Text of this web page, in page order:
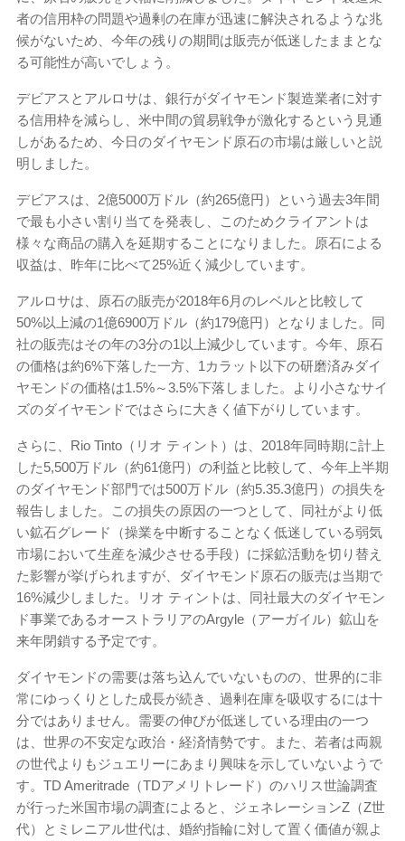
者の信用枠の問題や過剰の在庫が迅速に解決されるような兆
候がないため、今年の残りの期間は販売が低迷したままとな
る可能性が高いでしょう。
デビアスとアルロサは、銀行がダイヤモンド製造業者に対す
る信用枠を減らし、米中間の貿易戦争が激化するという見通
しがあるため、今日のダイヤモンド原石の市場は厳しいと説
明しました。
デビアスは、2億5000万ドル（約265億円）という過去3年間
で最も小さい割り当てを発表し、このためクライアントは
様々な商品の購入を延期することになりました。原石による
収益は、昨年に比べて25%近く減少しています。
アルロサは、原石の販売が2018年6月のレベルと比較して
50%以上減の1億6900万ドル（約179億円）となりました。同
社の販売はその年の3分の1以上減少しています。今年、原石
の価格は約6%下落した一方、1カラット以下の研磨済みダイ
ヤモンドの価格は1.5%～3.5%下落しました。より小さなサイ
ズのダイヤモンドではさらに大きく値下がりしています。
さらに、Rio Tinto（リオ ティント）は、2018年同時期に計上
した5,500万ドル（約61億円）の利益と比較して、今年上半期
のダイヤモンド部門では500万ドル（約5.35.3億円）の損失を
報告しました。この損失の原因の一つとして、同社がより低
い鉱石グレード（操業を中断することなく低迷している弱気
市場において生産を減少させる手段）に採鉱活動を切り替え
た影響が挙げられますが、ダイヤモンド原石の販売は当期で
16%減少しました。リオ ティントは、同社最大のダイヤモン
ド事業であるオーストラリアのArgyle（アーガイル）鉱山を
来年閉鎖する予定です。
ダイヤモンドの需要は落ち込んでいないものの、世界的に非
常にゆっくりとした成長が続き、過剰在庫を吸収するには十
分ではありません。需要の伸びが低迷している理由の一つ
は、世界の不安定な政治・経済情勢です。また、若者は両親
の世代よりもジュエリーにあまり興味を示していないようで
す。TD Ameritrade（TDアメリトレード）のハリス世論調査
が行った米国市場の調査によると、ジェネレーションZ（Z世
代）とミレニアル世代は、婚約指輪に対して置く価値が親よ